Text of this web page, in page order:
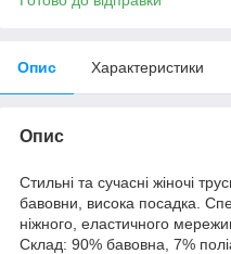
Опис Характеристики
Опис
Стильні та сучасні жіночі
бавовни, висока посадка.
ніжного, еластичного
Склад: 90% бавовна, 7%